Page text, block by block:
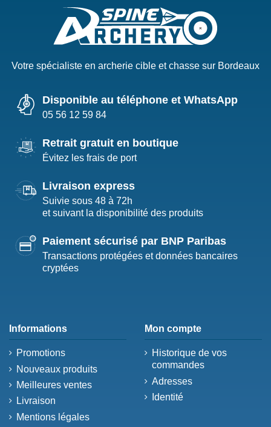
Votre spécialiste en archerie cible et chasse sur Bordeaux
Disponible au téléphone et WhatsApp
05 56 12 59 84
Retrait gratuit en boutique
Évitez les frais de port
Livraison express
Suivie sous 48 à 72h
et suivant la disponibilité des produits
Paiement sécurisé par BNP Paribas
Transactions protégées et données bancaires
cryptées
Informations
Promotions
Nouveaux produits
Meilleures ventes
Livraison
Mentions légales
Mon compte
Historique de vos
commandes
Adresses
Identité